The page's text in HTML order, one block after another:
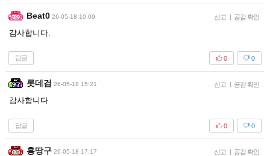
Beat0 26-05-18 10:09 신고 | 공감 확인
감사합니다.
답글 0
0
롯데검 26-05-18 15:21 신고 | 공감 확인
감사합니다
답글 0
0
홍땅구 26-05-18 17:17 신고 | 공감 확인